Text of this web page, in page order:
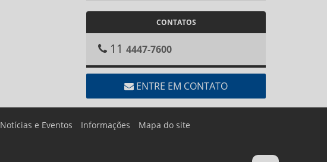
CONTATOS
11 4447-7600
ENTRE EM CONTATO
Notícias e Eventos Informações Mapa do site